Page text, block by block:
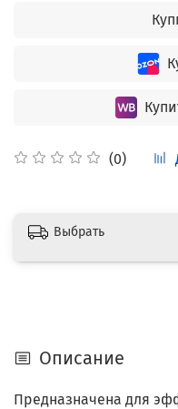
(0)
Выбрать
Описание
Предназначена для